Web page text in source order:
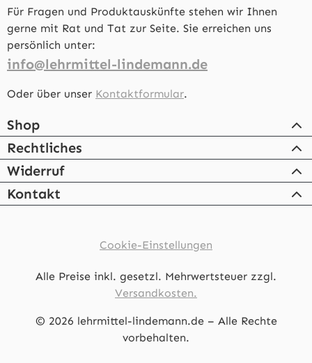
Für Fragen und Produktauskünfte stehen wir Ihnen
gerne mit Rat und Tat zur Seite. Sie erreichen uns
persönlich unter:
info@lehrmittel-lindemann.de
Oder über unser Kontaktformular.
Shop
Rechtliches
Widerruf
Kontakt
Cookie-Einstellungen
Alle Preise inkl. gesetzl. Mehrwertsteuer zzgl.
Versandkosten.
© 2026 lehrmittel-lindemann.de – Alle Rechte
vorbehalten.